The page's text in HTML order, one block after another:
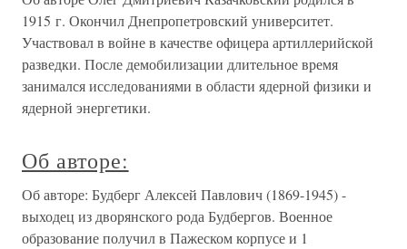
1915 г. Окончил Днепропетровский университет.
Участвовал в войне в качестве офицера артиллерийской
разведки. После демобилизации длительное время
занимался исследованиями в области ядерной физики и
ядерной энергетики.
Об авторе:
Об авторе: Будберг Алексей Павлович (1869-1945) -
выходец из дворянского рода Будбергов. Военное
образование получил в Пажеском корпусе и 1